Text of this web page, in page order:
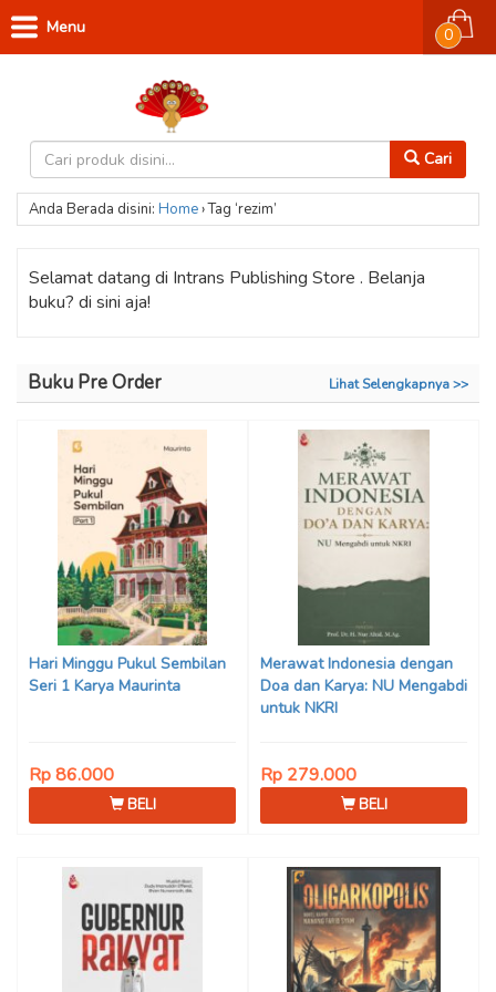
Cari
0
Menu
Anda Berada disini: Home›Tag ‘rezim’
Selamat datang di Intrans Publishing Store . Belanja
buku? di sini aja!
Buku Pre Order Lihat Selengkapnya >>
Hari Minggu Pukul Sembilan
Seri 1 Karya Maurinta
Rp 86.000
BELI
Merawat Indonesia dengan
Doa dan Karya: NU Mengabdi
untuk NKRI
Rp 279.000
BELI